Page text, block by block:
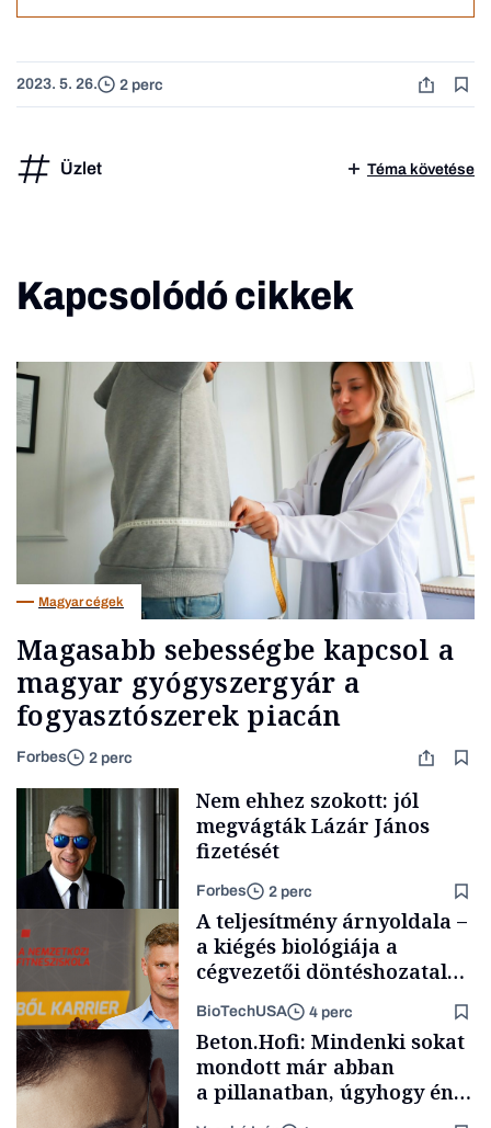
2023. 5. 26. 2 perc
Üzlet Téma követése
Kapcsolódó cikkek
Magyar cégek
Magasabb sebességbe kapcsol a
magyar gyógyszergyár a
fogyasztószerek piacán
Forbes 2 perc
Politika
Nem ehhez szokott: jól
megvágták Lázár János
fizetését
Forbes 2 perc
A teljesítmény árnyoldala –
a kiégés biológiája a
cégvezetői döntéshozatal
BioTechUSA 4 perc
Beton.Hofi: Mindenki sokat
mondott már abban
a pillanatban, úgyhogy én
a legsarkosabb